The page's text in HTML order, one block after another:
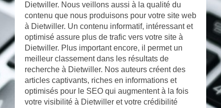
Dietwiller. Nous veillons aussi à la qualité du
contenu que nous produisons pour votre site web
à Dietwiller. Un contenu informatif, intéressant et
optimisé assure plus de trafic vers votre site à
Dietwiller. Plus important encore, il permet un
meilleur classement dans les résultats de
recherche à Dietwiller. Nos auteurs créent des
articles captivants, riches en informations et
optimisés pour le SEO qui augmentent à la fois
votre visibilité à Dietwiller et votre crédibilité